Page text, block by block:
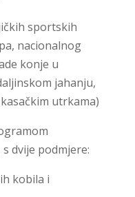
sportskih
nacionalnog
konje u
jahanju,
utrkama)
dvije podmjere:
kobila i